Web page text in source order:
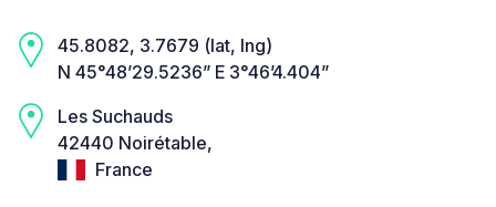
45.8082, 3.7679 (lat, lng)
N 45°48’29.5236” E 3°46’4.404”
Les Suchauds
42440 Noirétable,
France